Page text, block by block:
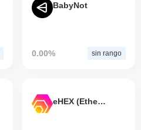
BabyNot
0.00% sin rango
eHEX (Ethereum)